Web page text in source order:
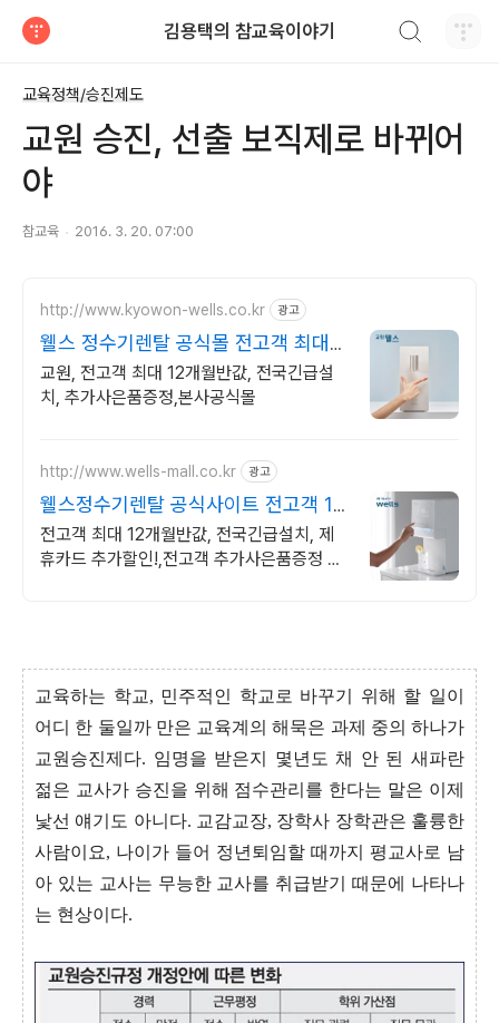
김용택의 참교육이야기
교육정책/승진제도
교원 승진, 선출 보직제로 바뀌어
야
참교육 2016. 3. 20. 07:00
http://www.kyowon-wells.co.kr 광고
웰스 정수기렌탈 공식몰 전고객 최대
12개월 반값!
교원, 전고객 최대 12개월반값, 전국긴급설
치, 추가사은품증정,본사공식몰
http://www.wells-mall.co.kr 광고
웰스정수기렌탈 공식사이트 전고객 12
개월 반값!
전고객 최대 12개월반값, 전국긴급설치, 제
휴카드 추가할인!,전고객 추가사은품증정 전
교육하는 학교, 민주적인 학교로 바꾸기 위해 할 일이
어디 한 둘일까 만은 교육계의 해묵은 과제 중의 하나가
교원승진제다. 임명을 받은지 몇년도 채 안 된 새파란
젊은 교사가 승진을 위해 점수관리를 한다는 말은 이제
낯선 얘기도 아니다. 교감교장, 장학사 장학관은 훌륭한
사람이요, 나이가 들어 정년퇴임할 때까지 평교사로 남
아 있는 교사는 무능한 교사를 취급받기 때문에 나타나
는 현상이다.